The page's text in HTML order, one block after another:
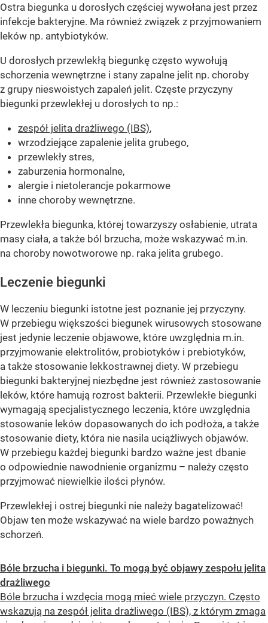
Ostra biegunka u dorosłych częściej wywołana jest przez
infekcje bakteryjne. Ma również związek z przyjmowaniem
leków np. antybiotyków.
U dorosłych przewlekłą biegunkę często wywołują
schorzenia wewnętrzne i stany zapalne jelit np. choroby
z grupy nieswoistych zapaleń jelit. Częste przyczyny
biegunki przewlekłej u dorosłych to np.:
zespół jelita drażliwego (IBS),
wrzodziejące zapalenie jelita grubego,
przewlekły stres,
zaburzenia hormonalne,
alergie i nietolerancje pokarmowe
inne choroby wewnętrzne.
Przewlekła biegunka, której towarzyszy osłabienie, utrata
masy ciała, a także ból brzucha, może wskazywać m.in.
na choroby nowotworowe np. raka jelita grubego.
Leczenie biegunki
W leczeniu biegunki istotne jest poznanie jej przyczyny.
W przebiegu większości biegunek wirusowych stosowane
jest jedynie leczenie objawowe, które uwzględnia m.in.
przyjmowanie elektrolitów, probiotyków i prebiotyków,
a także stosowanie lekkostrawnej diety. W przebiegu
biegunki bakteryjnej niezbędne jest również zastosowanie
leków, które hamują rozrost bakterii. Przewlekłe biegunki
wymagają specjalistycznego leczenia, które uwzględnia
stosowanie leków dopasowanych do ich podłoża, a także
stosowanie diety, która nie nasila uciążliwych objawów.
W przebiegu każdej biegunki bardzo ważne jest dbanie
o odpowiednie nawodnienie organizmu – należy często
przyjmować niewielkie ilości płynów.
Przewlekłej i ostrej biegunki nie należy bagatelizować!
Objaw ten może wskazywać na wiele bardzo poważnych
schorzeń.
Bóle brzucha i biegunki. To mogą być objawy zespołu jelita
drażliwego
Bóle brzucha i wzdęcia mogą mieć wiele przyczyn. Często
wskazują na zespół jelita drażliwego (IBS), z którym zmaga